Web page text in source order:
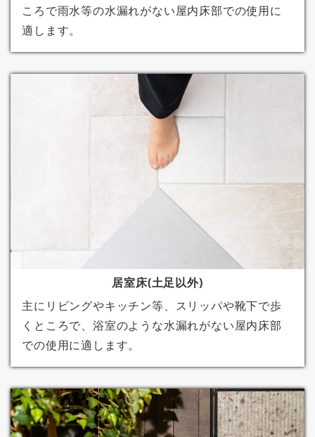
ころで雨水等の水漏れがない屋内床部での使用に
適します。
居室床(土足以外)
主にリビングやキッチン等、スリッパや靴下で歩
くところで、浴室のような水漏れがない屋内床部
での使用に適します。